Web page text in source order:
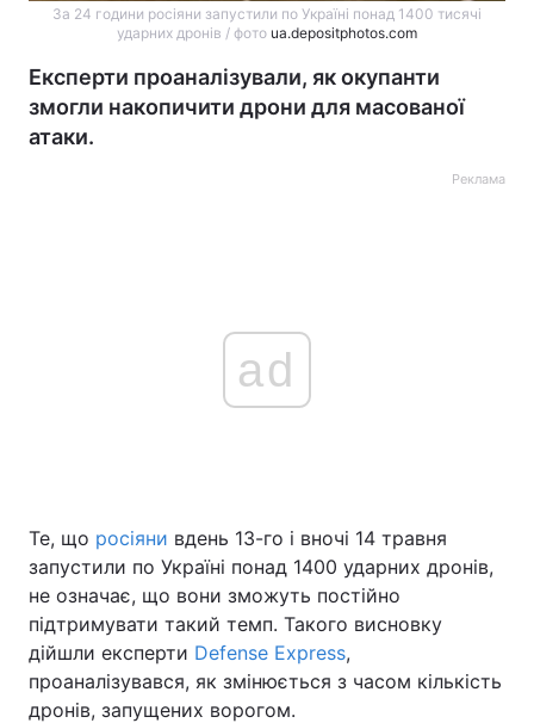
Україна Політика
Економіка
Спорт Наука
Техно і зв'язок Лайт
За 24 години росіяни запустили по Україні понад 1400 тисячі
ударних дронів / фото ua.depositphotos.com
Експерти проаналізували, як окупанти
змогли накопичити дрони для масованої
атаки.
Реклама
ad
Те, що росіяни вдень 13-го і вночі 14 травня
запустили по Україні понад 1400 ударних дронів,
не означає, що вони зможуть постійно
підтримувати такий темп. Такого висновку
дійшли експерти Defense Express,
проаналізувався, як змінюється з часом кількість
дронів, запущених ворогом.